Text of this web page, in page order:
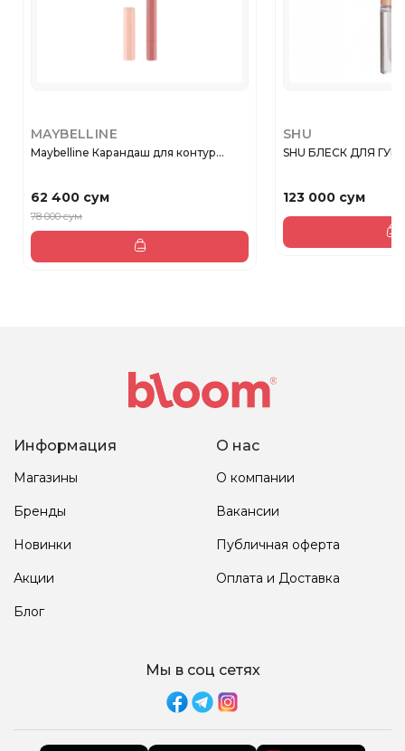
MAYBELLINE
Maybelline Карандаш для контур...
62 400 сум
78 000 сум
SHU
SHU БЛЕСК ДЛЯ ГУБ
123 000 сум
Информация
Магазины
Бренды
Новинки
Акции
Блог
О нас
О компании
Вакансии
Публичная оферта
Оплата и Доставка
Мы в соц сетях